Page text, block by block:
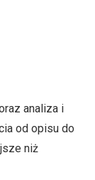
analiza i
od opisu do
niż